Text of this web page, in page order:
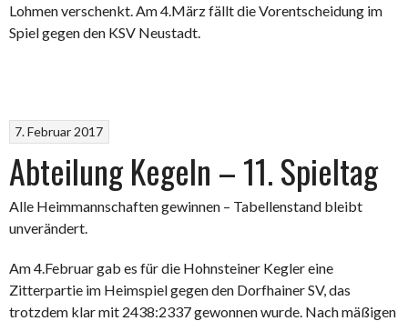
Lohmen verschenkt. Am 4.März fällt die Vorentscheidung im
Spiel gegen den KSV Neustadt.
7. Februar 2017
Abteilung Kegeln – 11. Spieltag
Alle Heimmannschaften gewinnen – Tabellenstand bleibt
unverändert.
Am 4.Februar gab es für die Hohnsteiner Kegler eine
Zitterpartie im Heimspiel gegen den Dorfhainer SV, das
trotzdem klar mit 2438:2337 gewonnen wurde. Nach mäßigen